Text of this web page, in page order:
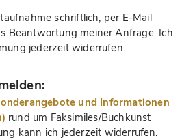
schriftlich, per E-Mail
Beantwortung meiner Anfrage. Ich
jederzeit widerrufen.
und Informationen
rund um Faksimiles/Buchkunst
kann ich jederzeit widerrufen.